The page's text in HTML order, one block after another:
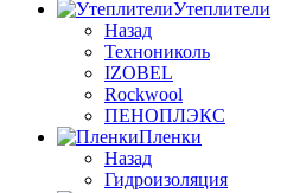
Утеплители
Назад
Технониколь
IZOBEL
Rockwool
ПЕНОПЛЭКС
Пленки
Назад
Гидроизоляция